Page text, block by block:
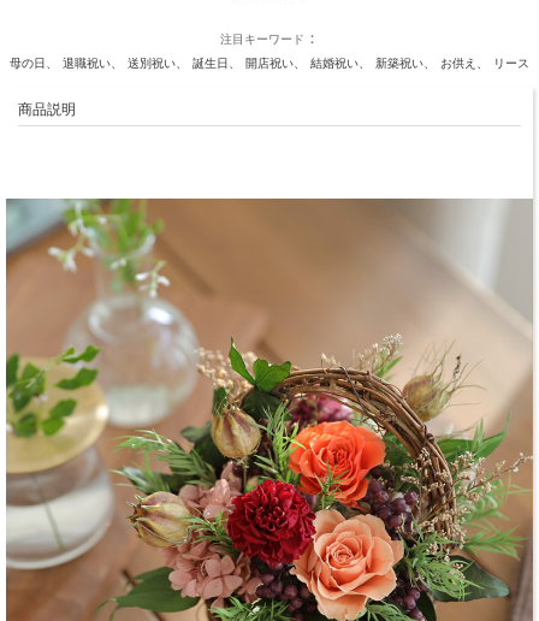
注目キーワード
母の日
退職祝い 送別祝い 誕生日 開店祝い 結婚祝い 新築祝い お供え リース
商品説明